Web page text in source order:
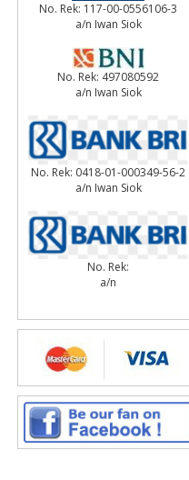
No. Rek: 117-00-0556106-3
a/n Iwan Siok
No. Rek: 497080592
a/n Iwan Siok
No. Rek: 0418-01-000349-56-2
a/n Iwan Siok
No. Rek:
a/n